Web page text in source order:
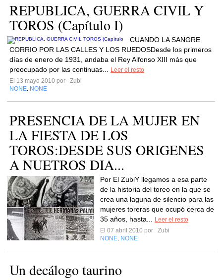
REPUBLICA, GUERRA CIVIL Y
TOROS (Capítulo I)
CUANDO LA SANGRE
CORRIO POR LAS CALLES Y LOS RUEDOSDesde los primeros
días de enero de 1931, andaba el Rey Alfonso XIII más que
preocupado por las continuas...
Leer el resto
El 13 mayo 2010 por
Zubi
NONE NONE
PRESENCIA DE LA MUJER EN
LA FIESTA DE LOS
TOROS:DESDE SUS ORIGENES
A NUETROS DIA...
Por El ZubiY llegamos a esa parte
de la historia del toreo en la que se
crea una laguna de silencio para las
mujeres toreras que ocupó cerca de
35 años, hasta...
Leer el resto
El 07 abril 2010 por
Zubi
NONE NONE
Un decálogo taurino